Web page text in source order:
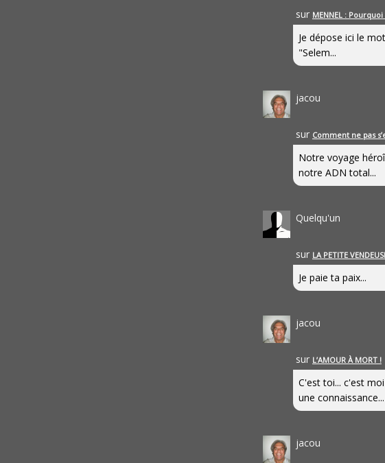
sur MENNEL :
Je dépose ici le
"Selem...
jacou
sur Comment ne pas
Notre voyage
notre ADN total...
Quelqu'un
sur LA PETITE
Je paie ta paix...
jacou
sur L’AMOUR À MORT !
C'est toi... c'est
une connaissance...
jacou